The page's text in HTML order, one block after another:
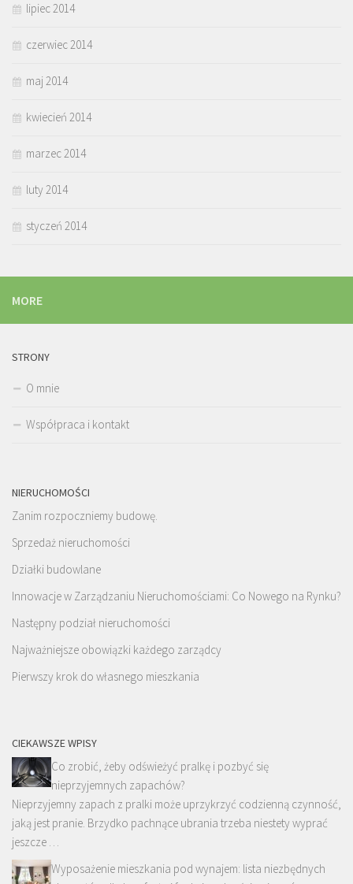
lipiec 2014
czerwiec 2014
maj 2014
kwiecień 2014
marzec 2014
luty 2014
styczeń 2014
MORE
STRONY
O mnie
Współpraca i kontakt
NIERUCHOMOŚCI
Zanim rozpoczniemy budowę.
Sprzedaż nieruchomości
Działki budowlane
Innowacje w Zarządzaniu Nieruchomościami: Co Nowego na Rynku?
Następny podział nieruchomości
Najważniejsze obowiązki każdego zarządcy
Pierwszy krok do własnego mieszkania
CIEKAWSZE WPISY
Co zrobić, żeby odświeżyć pralkę i pozbyć się
nieprzyjemnych zapachów?
Nieprzyjemny zapach z pralki może uprzykrzyć codzienną czynność,
jaką jest pranie. Brzydko pachnące ubrania trzeba niestety wyprać
jeszcze …
Wyposażenie mieszkania pod wynajem: lista niezbędnych